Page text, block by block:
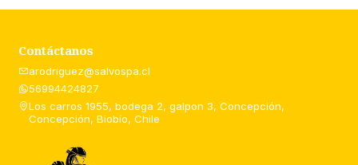
Contáctanos
arodriguez@salvospa.cl
56994424827
Los carros 1955, bodega 2, galpon 3, Concepción,
Concepción, Biobío, Chile